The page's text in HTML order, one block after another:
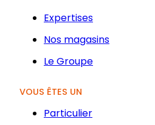
Expertises
Nos magasins
Le Groupe
VOUS ÊTES UN
Particulier